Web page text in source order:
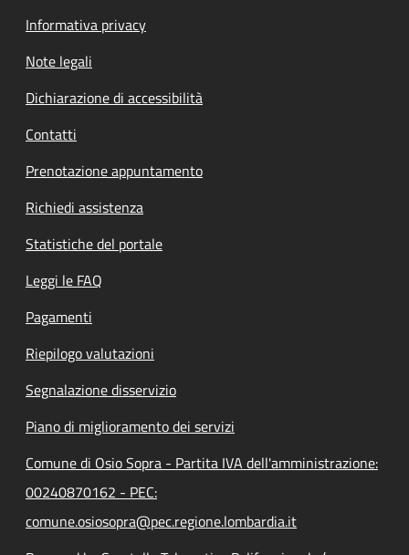
Informativa privacy
Note legali
Dichiarazione di accessibilità
Contatti
Prenotazione appuntamento
Richiedi assistenza
Statistiche del portale
Leggi le FAQ
Pagamenti
Riepilogo valutazioni
Segnalazione disservizio
Piano di miglioramento dei servizi
Comune di Osio Sopra - Partita IVA dell'amministrazione:
00240870162 - PEC:
comune.osiosopra@pec.regione.lombardia.it